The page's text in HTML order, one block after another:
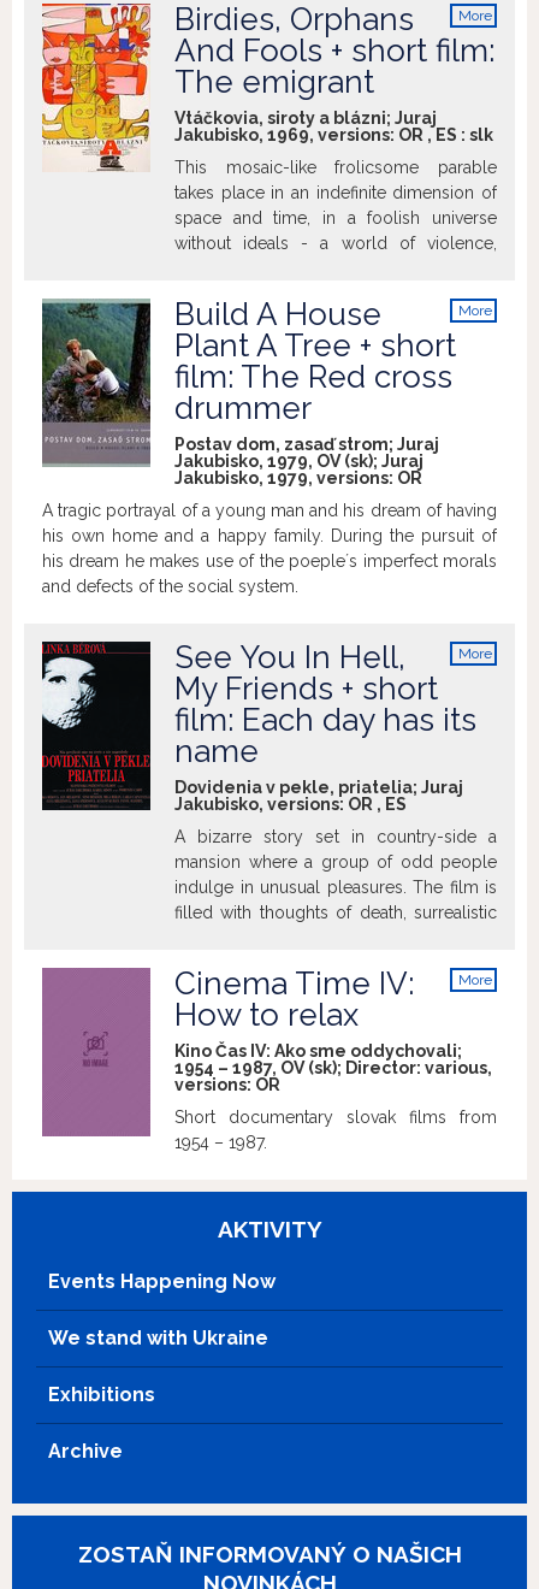
about a law by which people justify their
actions (Dominica). The third part is an
image about living in the world
destroyed by nuclear war (Pilgrims).
More
Birdies, Orphans
And Fools + short film:
The emigrant
Vtáčkovia, siroty a blázni; Juraj
Jakubisko, 1969, versions: OR , ES : slk
This mosaic-like frolicsome parable
takes place in an indefinite dimension of
space and time, in a foolish universe
without ideals - a world of violence,
lonesome lunatics who survive in this
insane and ugly world only thanks to
their craziness, philosophy of
playfulness and joy and the enjoying
present moment. They live, play, love
and hate all together.
More
Build A House
Plant A Tree + short
film: The Red cross
drummer
Postav dom, zasaď strom; Juraj
Jakubisko, 1979, OV (sk); Juraj
Jakubisko, 1979, versions: OR
A tragic portrayal of a young man and his dream of having
his own home and a happy family. During the pursuit of
his dream he makes use of the poeple´s imperfect morals
and defects of the social system.
More
See You In Hell,
My Friends + short
film: Each day has its
name
Dovidenia v pekle, priatelia; Juraj
Jakubisko, versions: OR , ES
A bizarre story set in country-side a
mansion where a group of odd people
indulge in unusual pleasures. The film is
filled with thoughts of death, surrealistic
retrospectively as the world is unevitably
marked by a catastrophe.
More
Cinema Time IV:
How to relax
Kino Čas IV: Ako sme oddychovali;
1954 – 1987, OV (sk); Director: various,
versions: OR
Short documentary slovak films from
1954 – 1987.
AKTIVITY
Events Happening Now
We stand with Ukraine
Exhibitions
Archive
ZOSTAŇ INFORMOVANÝ O NAŠICH
NOVINKÁCH